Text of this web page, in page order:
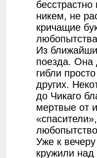
никем, не
кричащие
Из
поезда. Она
гибли
других.
до Чикаго
мертвые от
Уже к
кружили